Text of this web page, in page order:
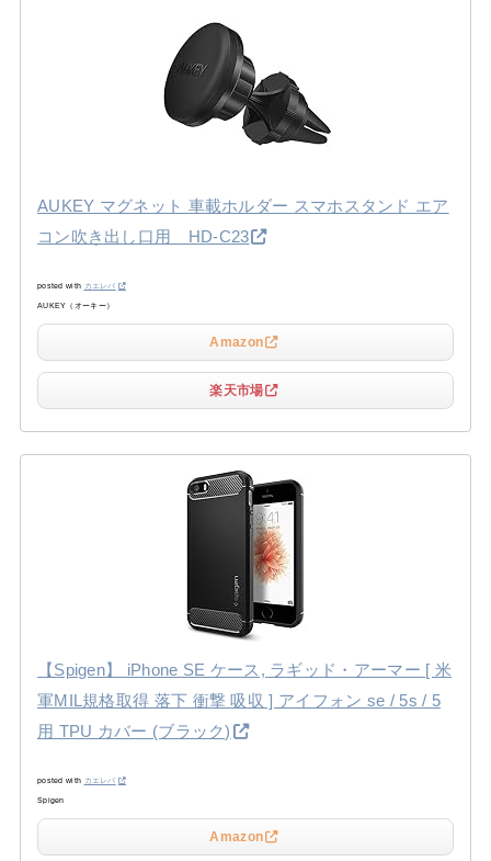
AUKEY マグネット 車載ホルダー スマホスタンド エア
コン吹き出し口用 HD-C23
posted with カエレバ
AUKEY（オーキー）
Amazon
楽天市場
【Spigen】 iPhone SE ケース, ラギッド・アーマー [ 米
軍MIL規格取得 落下 衝撃 吸収 ] アイフォン se / 5s / 5
用 TPU カバー (ブラック)
posted with カエレバ
Spigen
Amazon